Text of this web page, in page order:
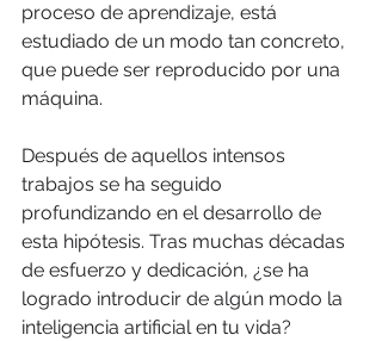
proceso de aprendizaje, está
estudiado de un modo tan concreto,
que puede ser reproducido por una
máquina.
Después de aquellos intensos
trabajos se ha seguido
profundizando en el desarrollo de
esta hipótesis. Tras muchas décadas
de esfuerzo y dedicación, ¿se ha
logrado introducir de algún modo la
inteligencia artificial en tu vida?